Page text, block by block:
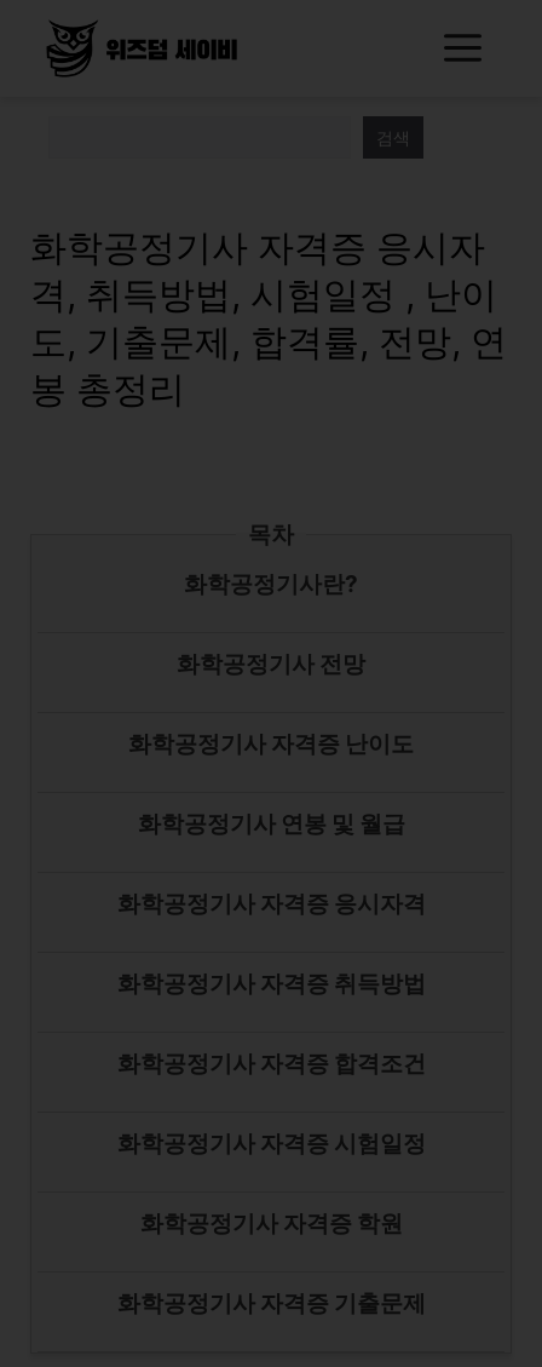
검색
화학공정기사 자격증 응시자
격, 취득방법, 시험일정 , 난이
도, 기출문제, 합격률, 전망, 연
봉 총정리
목차
화학공정기사란?
화학공정기사 전망
화학공정기사 자격증 난이도
화학공정기사 연봉 및 월급
화학공정기사 자격증 응시자격
화학공정기사 자격증 취득방법
화학공정기사 자격증 합격조건
화학공정기사 자격증 시험일정
화학공정기사 자격증 학원
화학공정기사 자격증 기출문제